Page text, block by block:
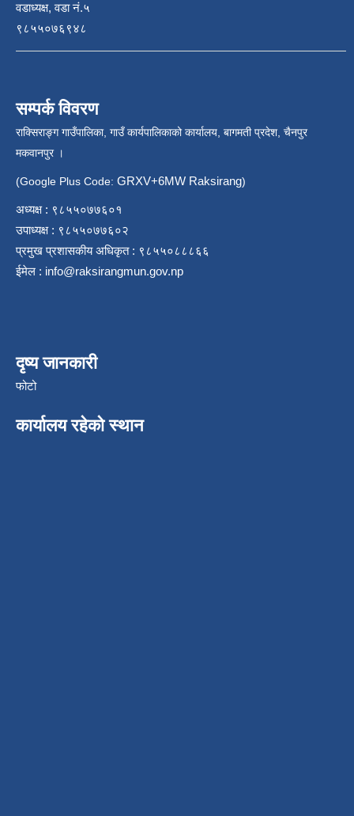
वडाध्यक्ष, वडा नं.५
९८५५०७६९४८
सम्पर्क विवरण
राक्सिराङ्ग गाउँपालिका, गाउँ कार्यपालिकाको कार्यालय, बागमती प्रदेश, चैनपुर
मकवानपुर ।
(Google Plus Code: GRXV+6MW Raksirang)
अध्यक्ष : ९८५५०७७६०१
उपाध्यक्ष : ९८५५०७७६०२
प्रमुख प्रशासकीय अधिकृत : ९८५५०८८८६६
ईमेल : info@raksirangmun.gov.np
दृष्य जानकारी
फोटो
कार्यालय रहेको स्थान